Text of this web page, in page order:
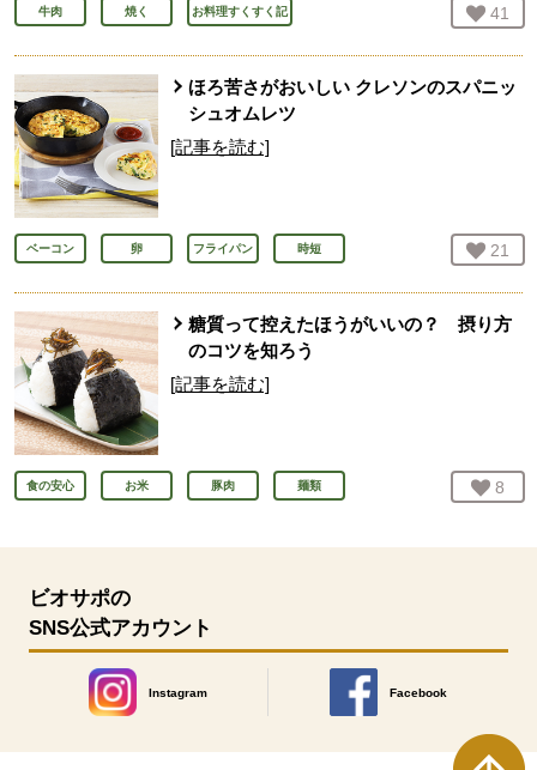
牛肉 焼く お料理すくすく記 お気
41
ほろ苦さがおいしい クレソンのスパニッ
シュオムレツ
[記事を読む]
ベーコン 卵 フライパン 時短 お気
21
糖質って控えたほうがいいの？ 摂り方
のコツを知ろう
[記事を読む]
食の安心 お米 豚肉 麺類 お気
8
ビオサポの
SNS公式アカウント
Instagram
別のウィンドウで開きます。
Facebook
別のウィンドウで開きます